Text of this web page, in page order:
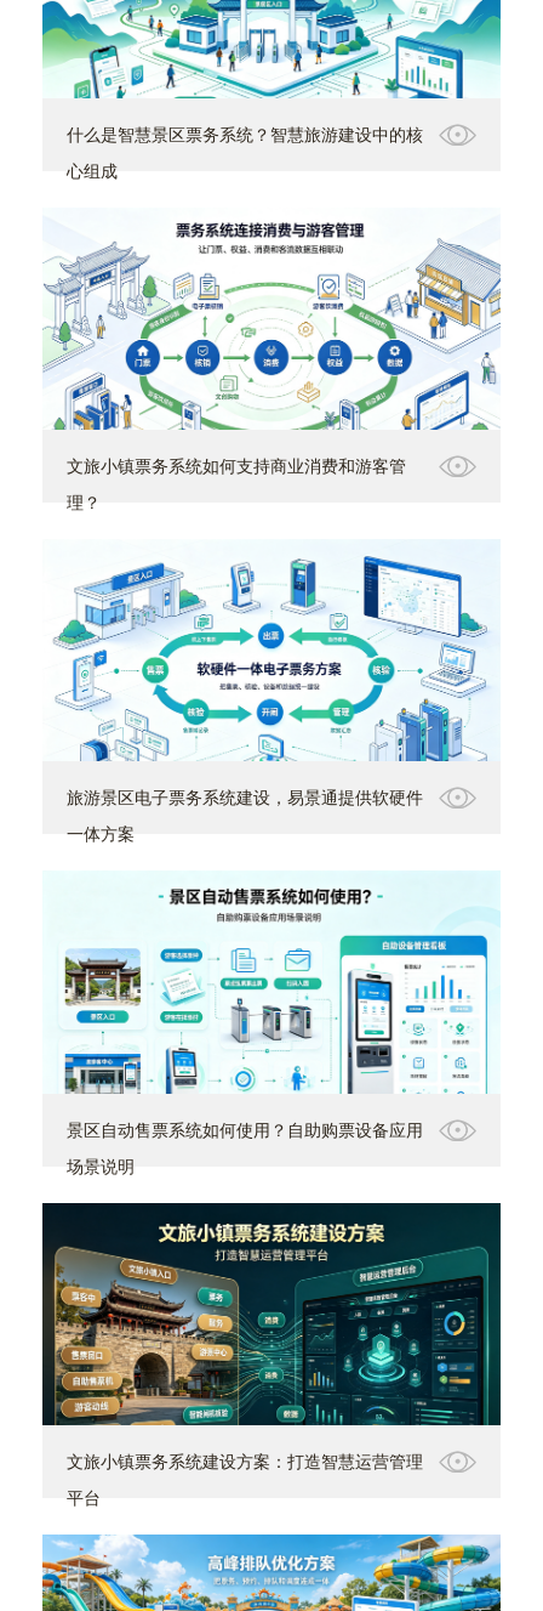
什么是智慧景区票务系统？智慧旅游建设中的核
心组成
文旅小镇票务系统如何支持商业消费和游客管
理？
旅游景区电子票务系统建设，易景通提供软硬件
一体方案
景区自动售票系统如何使用？自助购票设备应用
场景说明
文旅小镇票务系统建设方案：打造智慧运营管理
平台